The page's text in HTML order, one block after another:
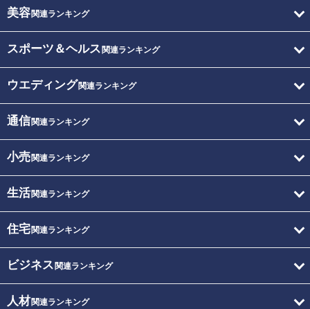
美容関連ランキング
スポーツ＆ヘルス 関連ランキング
ウエディング関連ランキング
通信関連ランキング
小売関連ランキング
生活関連ランキング
住宅関連ランキング
ビジネス 関連ランキング
人材関連ランキング